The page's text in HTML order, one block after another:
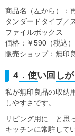
商品名（左から）：
タンダードタイプ／
ファイルボックス
価格：￥590（税込）
販売ショップ：無印
4．使い回し
私が無印良品の収納
しやすさです。
リビング用に…と思
キッチンに常駐して